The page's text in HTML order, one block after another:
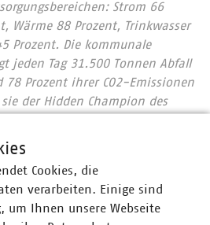
Strom 66
Wärme 88 Prozent, Trinkwasser
Prozent. Die kommunale
jeden Tag 31.500 Tonnen Abfall
Prozent ihrer CO2-Emissionen
der Hidden Champion des
206 Unternehmen
822 Millionen Euro. Künftig
Unternehmen den
Anschlüsse für Antennen an ihr
Zahlen Daten Fakten 2023
Cookies, die
verarbeiten. Einige sind
um Ihnen unsere Webseite